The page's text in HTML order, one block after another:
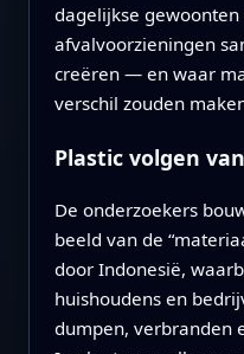
dagelijkse
afvalvoorzieningen
creëren — en waar
verschil zouden
Plastic volgen
De onderzoekers
beeld van de
door Indonesië,
huishoudens en
dumpen, verbranden